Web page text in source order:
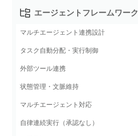
エージェントフレームワーク
マルチエージェント連携設計
タスク自動分配・実行制御
外部ツール連携
状態管理・文脈維持
マルチエージェント対応
自律連続実行（承認なし）